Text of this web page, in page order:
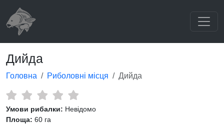
Дийда
Головна Риболовні місця Дийда
Умови рибалки: Невідомо
Площа: 60 га